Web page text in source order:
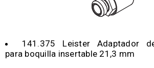
141.375 Leister Adaptador
para boquilla insertable 21,3 mm